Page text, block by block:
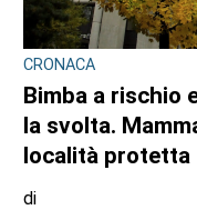
CRONACA
Bimba a rischio
la svolta.
località protetta
di